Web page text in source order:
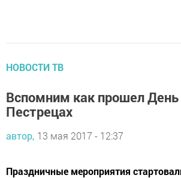
НОВОСТИ ТВ
Вспомним как прошел
Пестрецах
автор, 13 мая 2017 - 12:37
Праздничные мероприятия